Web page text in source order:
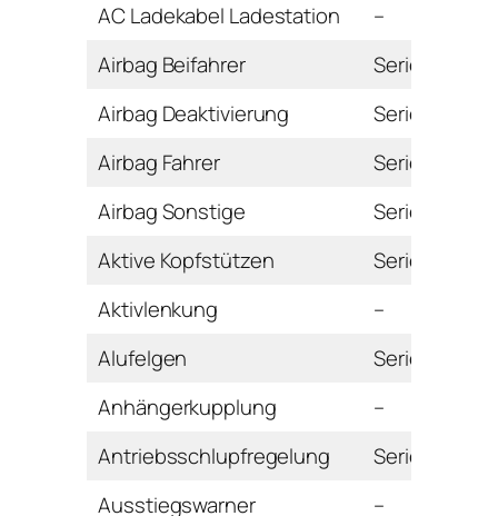
AC Ladekabel Ladestation
–
Airbag Beifahrer
Serie
Airbag Deaktivierung
Serie
Airbag Fahrer
Serie
Airbag Sonstige
Serie
Aktive Kopfstützen
Serie
Aktivlenkung
–
Alufelgen
Serie
Anhängerkupplung
–
Antriebsschlupfregelung
Serie
Ausstiegswarner
–